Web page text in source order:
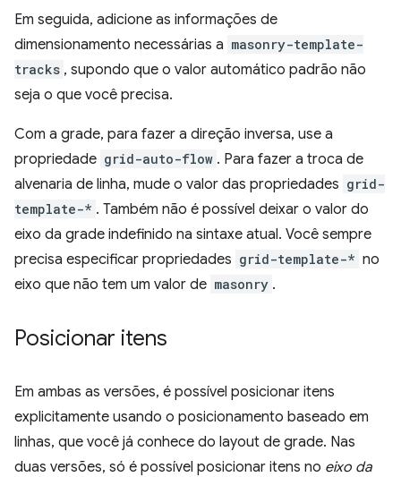
Em seguida, adicione as informações de
dimensionamento necessárias a masonry-template-
tracks , supondo que o valor automático padrão não
seja o que você precisa.
Com a grade, para fazer a direção inversa, use a
propriedade grid-auto-flow . Para fazer a troca de
alvenaria de linha, mude o valor das propriedades grid-
template-* . Também não é possível deixar o valor do
eixo da grade indefinido na sintaxe atual. Você sempre
precisa especificar propriedades grid-template-* no
eixo que não tem um valor de masonry .
Posicionar itens
Em ambas as versões, é possível posicionar itens
explicitamente usando o posicionamento baseado em
linhas, que você já conhece do layout de grade. Nas
duas versões, só é possível posicionar itens no eixo da